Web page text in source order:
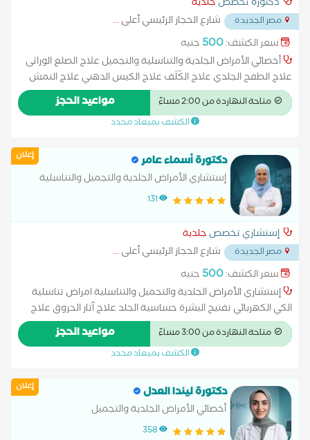
دكتورة تخصص جلدية
مصر الجديدة شارع الحجاز الرئيسي أعلى...
سعر الكشف:500 جنيه
أخصائي الأمراض الجلدية والتناسلية والتجميل علاج الصلع الوراثى
علاج الطفح الجلدي علاج الكَلَف علاج الكيس الدهني علاج النمش
علاج سقوط الشعر للسيدات علاج عين السمكة علاج فطريات
الاظافر عمل الغمازات امراض تناسلية الكي الكهربائي علاج آثار الحروق
متاحة النهاردة من 2:00 مساءً مواعيد الحجز
الكشف بميعاد محدد
إعلان دكتورة أسماء عامر
إستشاري الأمراض الجلدية والتجميل والتناسلية
131
إستشاري تخصص جلدية
مصر الجديدة شارع الحجاز الرئيسي أعلى...
سعر الكشف:500 جنيه
إستشاري الأمراض الجلدية والتجميل والتناسلية امراض تناسلية
الكي الكهربائي تفتيح البشرة حساسية الجلد علاج آثار الحروق علاج
الإكزيما علاج البشرة علاج التجاعيد علاج التصبغات الجلدية علاج
التينيا علاج الصدفية علاج الصلع علاج الصلع الوراثى علاج الطفح
الجلدي علاج الكَلَف علاج الكيس الدهني علاج النمش علاج سقوط
الغمازات
متاحة النهاردة من 3:00 مساءً مواعيد الحجز
الكشف بميعاد محدد
إعلان دكتورة ليندا العدل
أخصائي الأمراض الجلدية والتجميل
358